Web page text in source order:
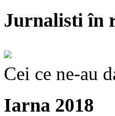
Jurnalisti în
Cei ce ne-au
Iarna 2018